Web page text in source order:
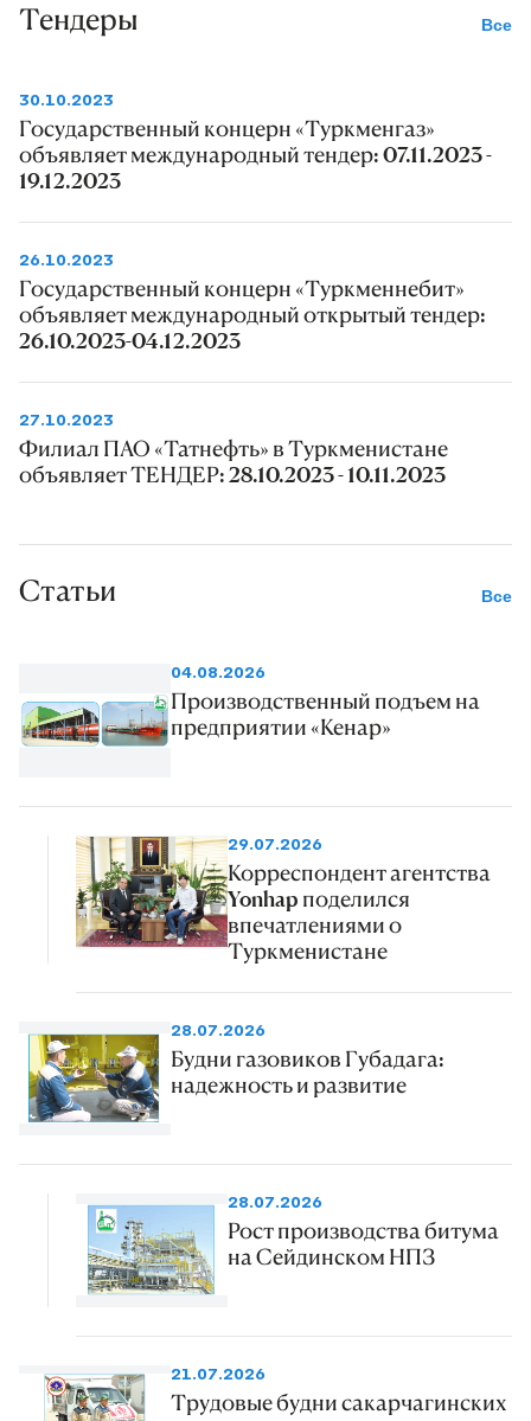
Тендеры Все
30.10.2023
Государственный концерн «Туркменгаз»
объявляет международный тендер: 07.11.2023 -
19.12.2023
26.10.2023
Государственный концерн «Туркменнебит»
объявляет международный открытый тендер:
26.10.2023-04.12.2023
27.10.2023
Филиал ПАО «Татнефть» в Туркменистане
объявляет ТЕНДЕР: 28.10.2023 - 10.11.2023
Статьи Все
04.08.2026
Производственный подъем на
предприятии «Кенар»
29.07.2026
Корреспондент агентства
Yonhap поделился
впечатлениями о
Туркменистане
28.07.2026
Будни газовиков Губадага:
надежность и развитие
28.07.2026
Рост производства битума
на Сейдинском НПЗ
21.07.2026
Трудовые будни сакарчагинских